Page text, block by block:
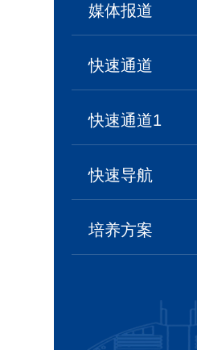
媒体报道
快速通道
快速通道1
快速导航
培养方案